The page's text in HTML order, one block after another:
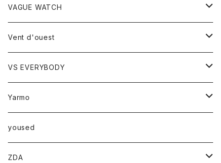
カットソー
セーター
ベスト
VAGUE WATCH
時計
Vent d'ouest
ボトム
スカート
トップス
ベスト
VS EVERYBODY
トップス
Ｔシャツ
Yarmo
アウター
コート
小物
yoused
ZDA